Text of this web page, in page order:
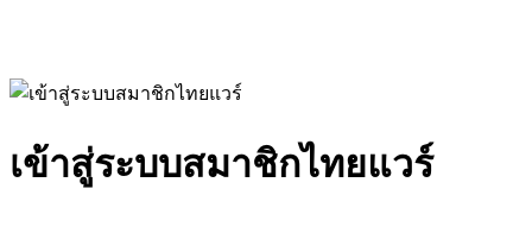
เข้าสู่ระบบสมาชิกไทยแวร์